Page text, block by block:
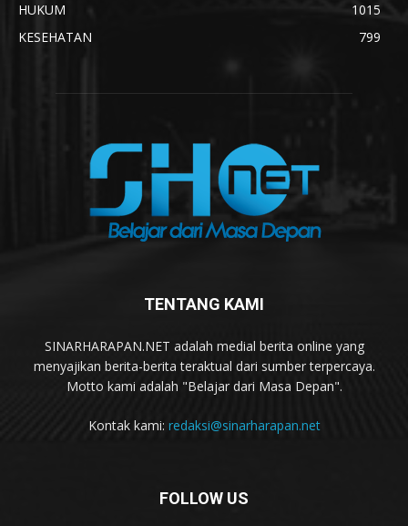
HUKUM
1015
KESEHATAN
799
TENTANG KAMI
SINARHARAPAN.NET adalah medial berita online yang
menyajikan berita-berita teraktual dari sumber terpercaya.
Motto kami adalah "Belajar dari Masa Depan".
Kontak kami: redaksi@sinarharapan.net
FOLLOW US